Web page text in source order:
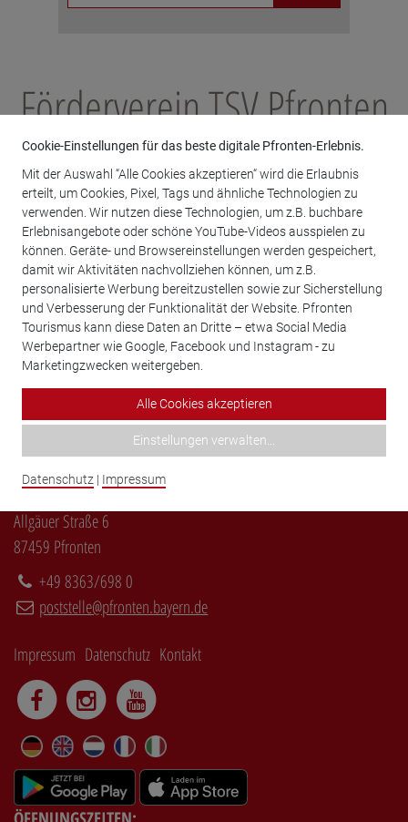
Förderverein TSV Pfronten
Fußball e.V.
Michael-Babel-Straße 7
87459 Pfronten
niklaszweng@aol.com
Vorsitzender: Niklas Zweng
zurück
Gemeinde Pfronten
Allgäuer Straße 6
87459 Pfronten
+49 8363/698 0
poststelle@pfronten.bayern.de
Impressum Datenschutz Kontakt
DE EN NL FR IT
Cookie-Einstellungen für das beste digitale Pfronten-Erlebnis.
Mit der Auswahl “Alle Cookies akzeptieren“ wird die Erlaubnis
erteilt, um Cookies, Pixel, Tags und ähnliche Technologien zu
verwenden. Wir nutzen diese Technologien, um z.B. buchbare
Erlebnisangebote oder schöne YouTube-Videos ausspielen zu
können. Geräte- und Browsereinstellungen werden gespeichert,
damit wir Aktivitäten nachvollziehen können, um z.B.
personalisierte Werbung bereitzustellen sowie zur Sicherstellung
und Verbesserung der Funktionalität der Website. Pfronten
Tourismus kann diese Daten an Dritte – etwa Social Media
Werbepartner wie Google, Facebook und Instagram - zu
Marketingzwecken weitergeben.
Alle Cookies akzeptieren
Einstellungen verwalten
Datenschutz | Impressum